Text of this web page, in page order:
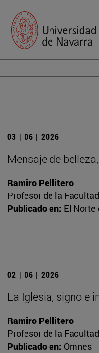
03 | 06 | 2026
Mensaje de
Ramiro Pellitero
Profesor de la
Publicado en: El Norte
02 | 06 | 2026
La Iglesia, signo e
Ramiro Pellitero
Profesor de la
Publicado en: Omnes